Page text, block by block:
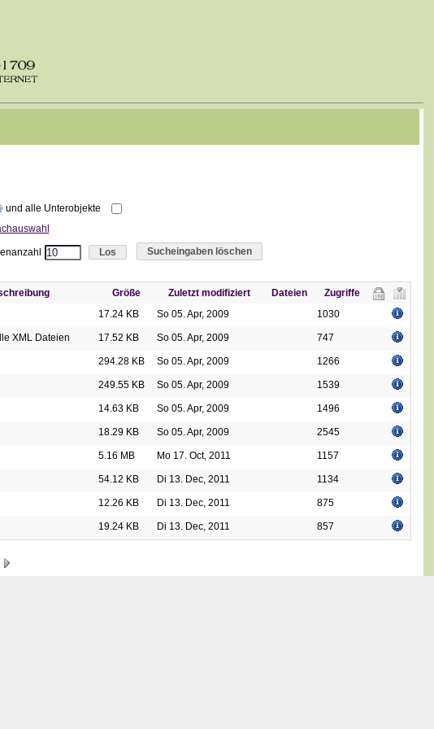
und alle Unterobjekte
Sucheingaben löschen
Größe Zuletzt modifiziert Dateien
Zugriffe
17.24 KB So 05. Apr, 2009 1030
XML Dateien 17.52 KB So 05. Apr, 2009 747
294.28 KB So 05. Apr, 2009 1266
249.55 KB So 05. Apr, 2009 1539
14.63 KB So 05. Apr, 2009 1496
18.29 KB So 05. Apr, 2009 2545
5.16 MB Mo 17. Oct, 2011 1157
54.12 KB Di 13. Dec, 2011 1134
12.26 KB Di 13. Dec, 2011 875
19.24 KB Di 13. Dec, 2011 857